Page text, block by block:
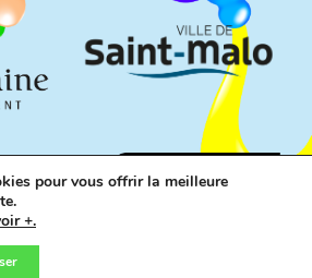
pour vous offrir la meilleure
+.